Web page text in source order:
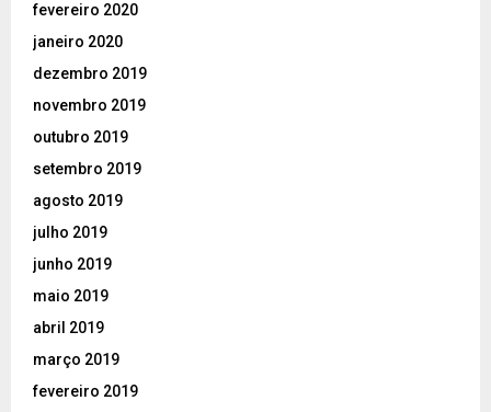
fevereiro 2020
janeiro 2020
dezembro 2019
novembro 2019
outubro 2019
setembro 2019
agosto 2019
julho 2019
junho 2019
maio 2019
abril 2019
março 2019
fevereiro 2019